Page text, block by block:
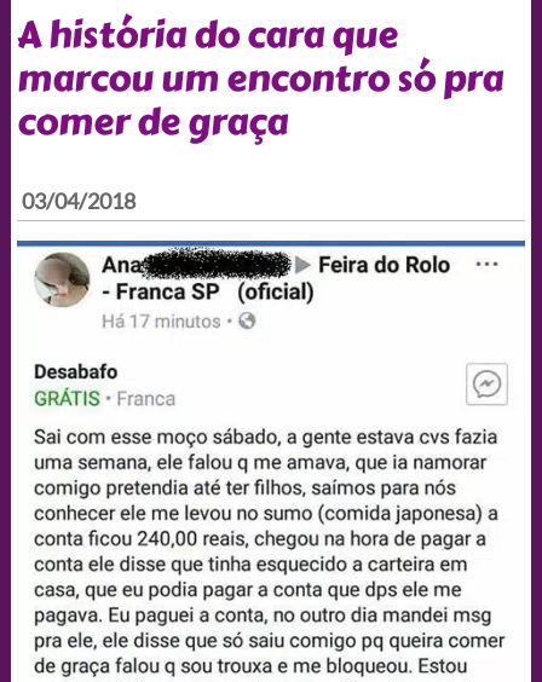
A história do cara que
marcou um encontro só pra
comer de graça
03/04/2018